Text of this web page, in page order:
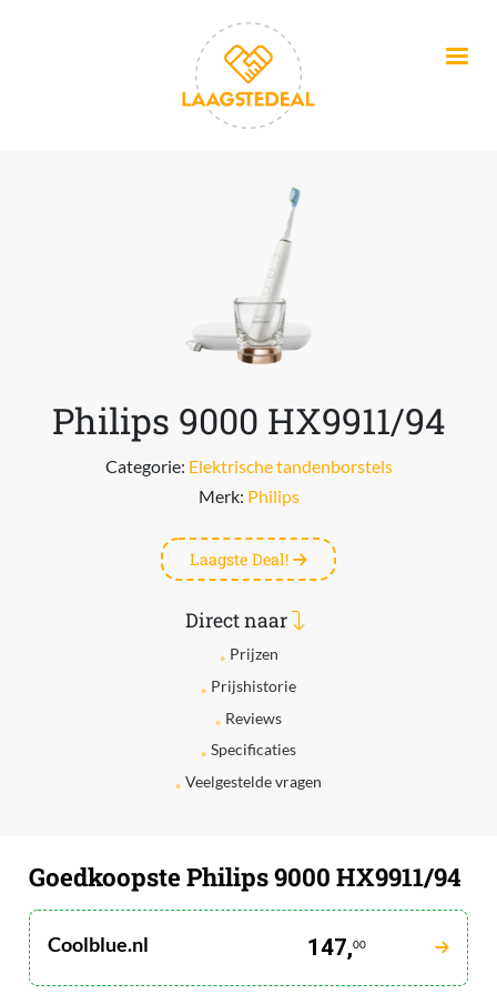
Philips 9000 HX9911/94
Categorie: Elektrische tandenborstels
Merk: Philips
Laagste Deal!
Direct naar
Prijzen
Prijshistorie
Reviews
Specificaties
Veelgestelde vragen
Goedkoopste Philips 9000 HX9911/94
Coolblue.nl 147,00